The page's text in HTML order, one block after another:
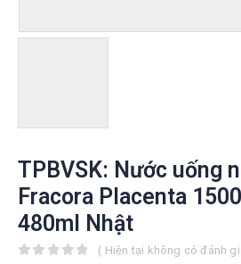
TPBVSK: Nước uống
Fracora Placenta
480ml Nhật
( Hiện tại không có đánh